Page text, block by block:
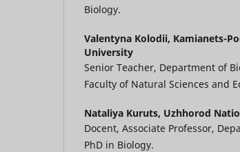
Biology.
Valentyna Kolodii, Kamianets-
University
Senior Teacher, Department of
Faculty of Natural Sciences and
Nataliya Kuruts, Uzhhorod
Docent, Associate Professor,
PhD in Biology.